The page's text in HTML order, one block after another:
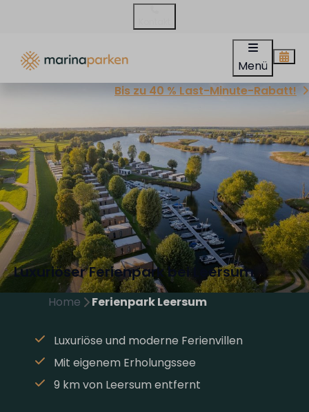
Menü
Luxuriöser Ferienpark bei Leersum
Bis zu 40 % Last-Minute-Rabatt!
Home Ferienpark Leersum
Luxuriöse und moderne Ferienvillen
Mit eigenem Erholungssee
9 km von Leersum entfernt